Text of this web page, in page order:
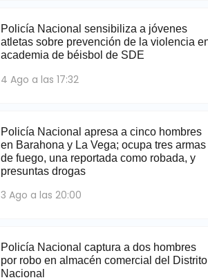
Policía Nacional sensibiliza a jóvenes
atletas sobre prevención de la violencia
academia de béisbol de SDE
4 Ago a las 17:32
Policía Nacional apresa a cinco hombres
en Barahona y La Vega; ocupa tres armas
de fuego, una reportada como robada, y
presuntas drogas
3 Ago a las 20:00
Policía Nacional captura a dos hombres
por robo en almacén comercial del Distrito
Nacional